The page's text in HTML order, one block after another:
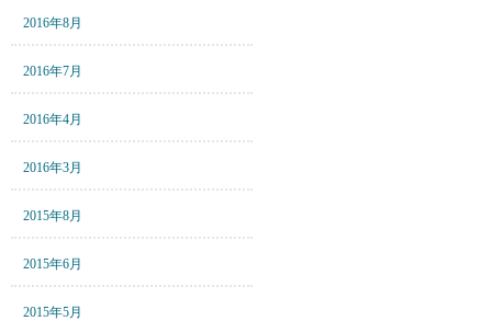
2016年8月
2016年7月
2016年4月
2016年3月
2015年8月
2015年6月
2015年5月